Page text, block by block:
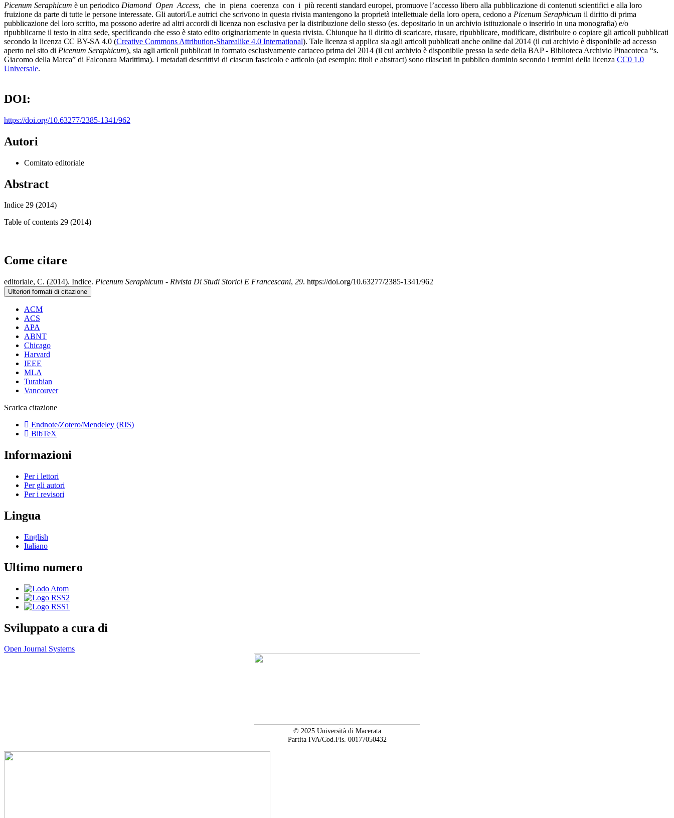
Picenum Seraphicum è un periodico Diamond Open Access, che in piena coerenza con i più recenti standard europei, promuove l’accesso libero alla pubblicazione di contenuti scientifici e alla loro
fruizione da parte di tutte le persone interessate. Gli autori/Le autrici che scrivono in questa rivista mantengono la proprietà intellettuale della loro opera, cedono a Picenum Seraphicum il diritto di prima
pubblicazione del loro scritto, ma possono aderire ad altri accordi di licenza non esclusiva per la distribuzione dello stesso (es. depositarlo in un archivio istituzionale o inserirlo in una monografia) e/o
ripubblicarne il testo in altra sede, specificando che esso è stato edito originariamente in questa rivista. Chiunque ha il diritto di scaricare, riusare, ripubblicare, modificare, distribuire o copiare gli articoli pubblicati
secondo la licenza CC BY-SA 4.0 (Creative Commons Attribution-Sharealike 4.0 International). Tale licenza si applica sia agli articoli pubblicati anche online dal 2014 (il cui archivio è disponibile ad accesso
aperto nel sito di Picenum Seraphicum), sia agli articoli pubblicati in formato esclusivamente cartaceo prima del 2014 (il cui archivio è disponibile presso la sede della BAP - Biblioteca Archivio Pinacoteca “s.
Giacomo della Marca” di Falconara Marittima). I metadati descrittivi di ciascun fascicolo e articolo (ad esempio: titoli e abstract) sono rilasciati in pubblico dominio secondo i termini della licenza CC0 1.0
Universale.
DOI:
https://doi.org/10.63277/2385-1341/962
Autori
Comitato editoriale
Abstract
Indice 29 (2014)
Table of contents 29 (2014)
Come citare
editoriale, C. (2014). Indice. Picenum Seraphicum - Rivista Di Studi Storici E Francescani, 29. https://doi.org/10.63277/2385-1341/962
Ulteriori formati di citazione
ACM
ACS
APA
ABNT
Chicago
Harvard
IEEE
MLA
Turabian
Vancouver
Scarica citazione
Endnote/Zotero/Mendeley (RIS)
BibTeX
Informazioni
Per i lettori
Per gli autori
Per i revisori
Lingua
English
Italiano
Ultimo numero
Sviluppato a cura di
Open Journal Systems
© 2025 Università di Macerata
Partita IVA/Cod.Fis. 00177050432